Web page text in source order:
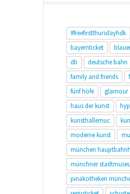
#freefirstthursdayhdk
bayernticket
db
deutsche bahn
family and friends
fünf höfe
glamour
haus der kunst
kunsthallemuc
moderne kunst
münchen
münchner
pinakotheken